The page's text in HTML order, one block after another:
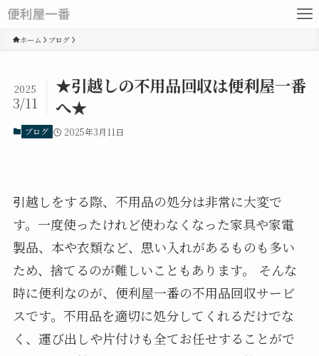
ホーム ブログ
★引越しの不用品回収は便利屋一番
へ★
2025
3/11
ブログ 2025年3月11日
引越しをする際、不用品の処分は非常に大変で
す。一度使ったけれど使わなくなった家具や家電
製品、本や衣類など、思い入れがあるものも多い
ため、捨てるのが難しいこともあります。 そんな
時に便利なのが、便利屋一番の不用品回収サービ
スです。不用品を適切に処分してくれるだけでな
く、運び出しや片付けも全てお任せすることがで